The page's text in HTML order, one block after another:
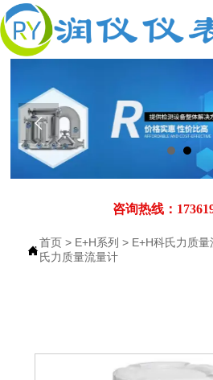

咨询热线：

首页 > E+H系列 > E+H科氏力质量
氏力质量流量计